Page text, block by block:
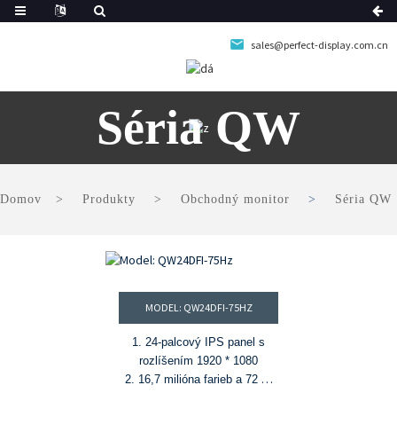
sales@perfect-display.com.cn
Séria QW
Domov Produkty Obchodný monitor Séria QW
MODEL: QW24DFI-75HZ
1. 24-palcový IPS panel s
rozlíšením 1920 * 1080
2. 16,7 milióna farieb a 72 %